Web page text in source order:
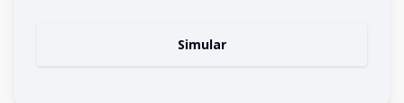
Simular